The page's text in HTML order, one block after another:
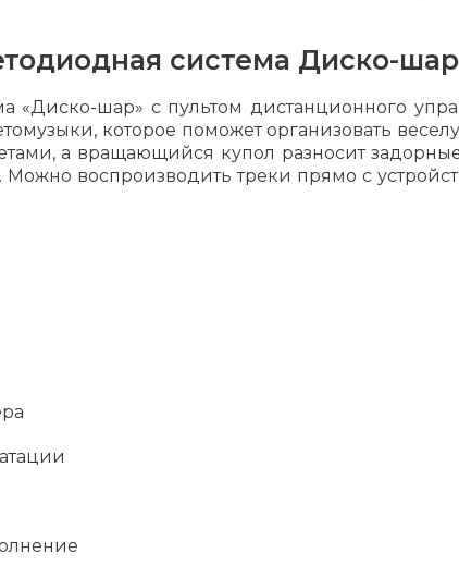
система Диско-шар
«Диско-шар» с пультом дистанционного
которое поможет организовать
а вращающийся купол разносит
Можно воспроизводить треки прямо с